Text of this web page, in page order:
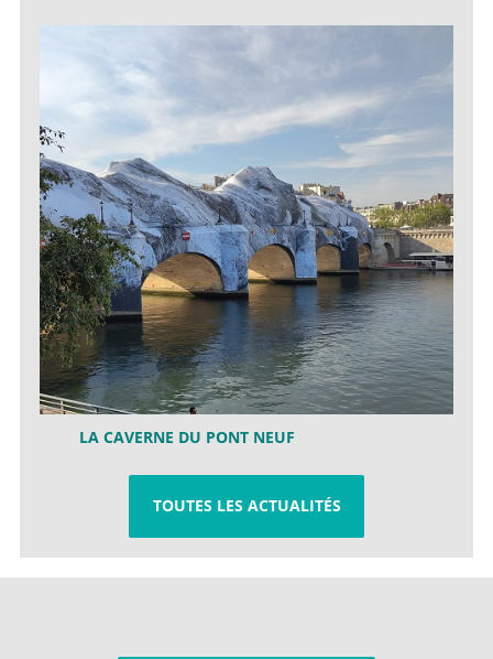
LA CAVERNE DU PONT NEUF
TOUTES LES ACTUALITÉS